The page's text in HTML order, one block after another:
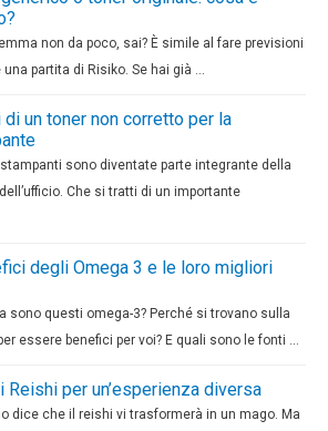
non da poco, sai? È simile al fare previsioni
una partita di Risiko. Se hai già …
di un toner non corretto per la
sono diventate parte integrante della
Che si tratti di un importante
degli Omega 3 e le loro migliori
sono questi omega-3? Perché si trovano sulla
essere benefici per voi? E quali sono le fonti …
Reishi per un’esperienza diversa
dice che il reishi vi trasformerà in un mago. Ma